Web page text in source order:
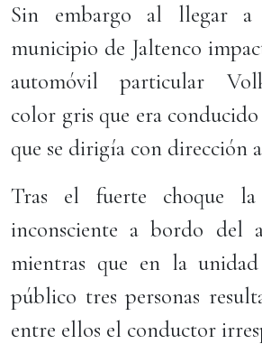
Sin embargo al llegar
municipio de Jaltenco
automóvil particular
color gris que era
que se dirigía con dirección
Tras el fuerte choque
inconsciente a bordo del
mientras que en la
público tres personas
entre ellos el conductor